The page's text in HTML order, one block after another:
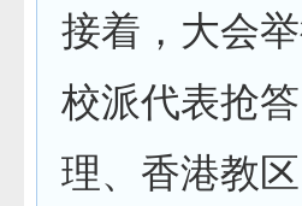
接着，大会
校派代表抢
理、香港教